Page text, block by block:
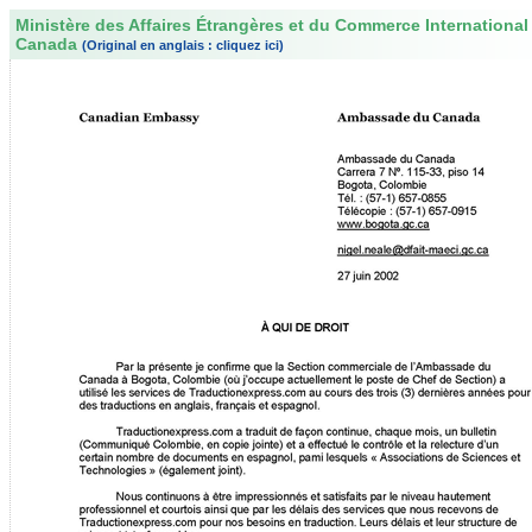
Ministère des Affaires Étrangères et du Commerce
Canada (Original en anglais : cliquez ici)